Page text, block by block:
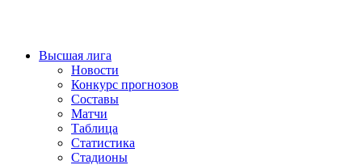
Высшая лига
Новости
Конкурс прогнозов
Составы
Матчи
Таблица
Статистика
Стадионы